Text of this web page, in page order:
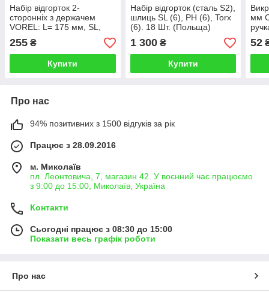
Набір відгорток 2-
сторонніх з держачем
VOREL: L= 175 мм, SL,
PH, PZ, TORX, HEX, Cr-V,
6 шт (Польща)
255 ₴
Купити
Набір відгорток (сталь S2),
шлиць SL (6), PH (6), Torx
(6). 18 Шт. (Польща)
1 300₴
Купити
мм
52
Про нас
94% позитивних з 1500 відгуків за рік
Працює з 28.09.2016
м. Миколаїв
пл. Леонтовича, 7, магазин 42. У воєнний час працюємо
з 9:00 до 15:00, Миколаїв, Україна
Контакти
Сьогодні працює з 08:30 до 15:00
Показати весь графік роботи
Про нас